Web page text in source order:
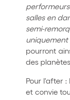
salles en
semi-
pourront
des
Pour l'after
et convie